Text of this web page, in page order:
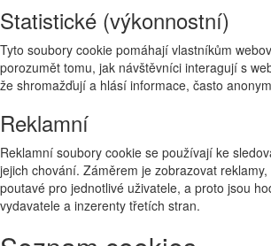
Statistické (výkonnostní)
Tyto soubory cookie pomáhají vlastníkům
porozumět tomu, jak návštěvníci interagují s
že shromažďují a hlásí informace, často
Reklamní
Reklamní soubory cookie se používají ke
jejich chování. Záměrem je zobrazovat
poutavé pro jednotlivé uživatele, a proto jsou
vydavatele a inzerenty třetích stran.